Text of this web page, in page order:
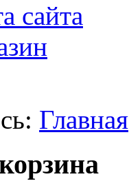
сайта
Главная